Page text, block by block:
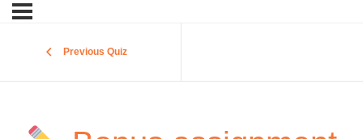
Previous Quiz